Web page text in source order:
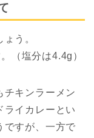
う。
（塩分は4.4g）
チキンラーメン
ライカレーとい
ですが、一方で